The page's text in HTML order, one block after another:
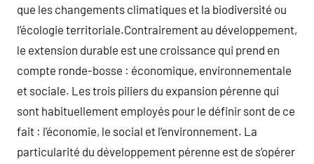
que les changements climatiques et la biodiversité ou
l’écologie territoriale.Contrairement au développement,
le extension durable est une croissance qui prend en
compte ronde-bosse : économique, environnementale
et sociale. Les trois piliers du expansion pérenne qui
sont habituellement employés pour le définir sont de ce
fait : l’économie, le social et l’environnement. La
particularité du développement pérenne est de s’opérer